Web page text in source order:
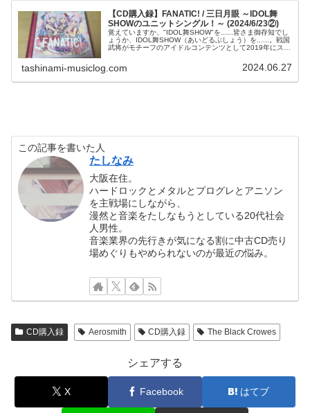
【CD購入録】FANATIC! / 三日月眼 ～IDOL舞
SHOWのユニットシングル！～ (2024/6/23②)
覚えていますか、"IDOL舞SHOW"を......皆さま御存知でし
ょうか、IDOL舞SHOW（あいどるぶしょう）を......。戦国
武将がモチーフのアイドルコンテンツとして2019年にスタ
tashinami-musiclog.com 2024.06.27
この記事を書いた人
たしなみ
大阪在住。
ハードロックとメタルとプログレとアニソン
を主戦場にしながら、
漫然と音楽をたしなもうとしている20代社会
人男性。
音楽業界の先行きが気になる割に中古CD売り
場めぐりもやめられないのが最近の悩み。
CD購入録 Aerosmith CD購入録 The Black Crowes
シェアする
X Facebook はてブ